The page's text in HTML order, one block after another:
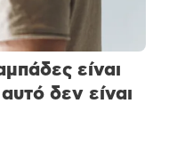
είναι
δεν είναι